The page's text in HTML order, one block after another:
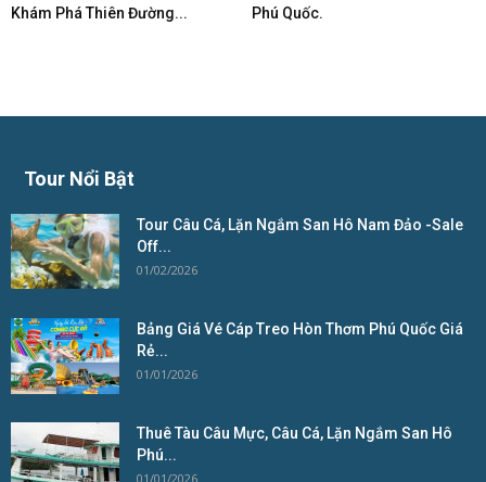
Khám Phá Thiên Đường...
Phú Quốc.
Tour Nổi Bật
Tour Câu Cá, Lặn Ngắm San Hô Nam Đảo -Sale
Off...
01/02/2026
Bảng Giá Vé Cáp Treo Hòn Thơm Phú Quốc Giá
Rẻ...
01/01/2026
Thuê Tàu Câu Mực, Câu Cá, Lặn Ngắm San Hô
Phú...
01/01/2026